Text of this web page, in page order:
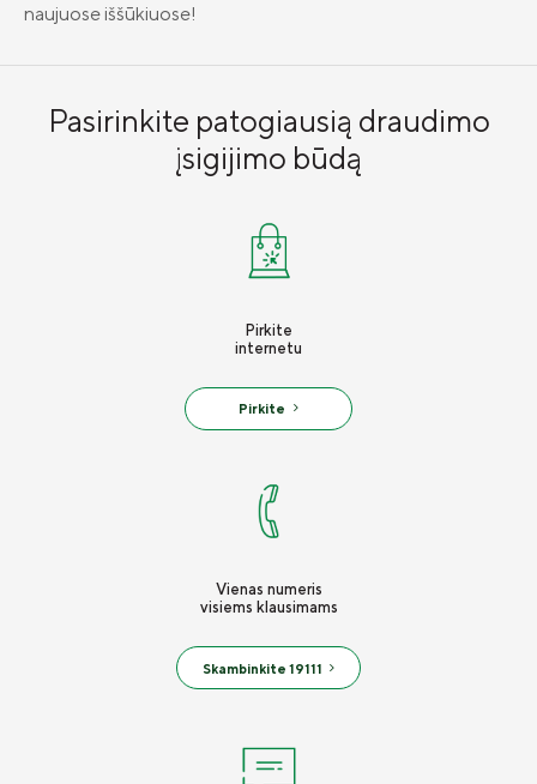
Dalia Repšienė
Vaidotas Kilkus
Žygimantas Petrauskas
„Laikomės susitarimų“ L. Šeduikytės-Koiro, L. Čekanauskienės ir M.
„Rūpinamės jūsų poreikiais“ L. JanuševičienėS, E. Mikulskytės ir R.
Auksė Ežerskienė
Evelina Kentrė
Mangirdas Skačkauskas
naujuose iššūkiuose!
Pasirinkite patogiausią draudimo
įsigijimo būdą
Pirkite
internetu
Pirkite
Vienas numeris
visiems klausimams
Skambinkite 19111